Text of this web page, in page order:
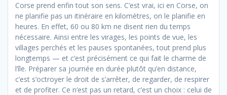
Corse prend enfin tout son sens. C’est vrai, ici en Corse, on
ne planifie pas un itinéraire en kilomètres, on le planifie en
heures. En effet, 60 ou 80 km ne disent rien du temps
nécessaire. Ainsi entre les virages, les points de vue, les
villages perchés et les pauses spontanées, tout prend plus
longtemps — et c’est précisément ce qui fait le charme de
l’île. Préparer sa journée en durée plutôt qu’en distance,
c’est s’octroyer le droit de s’arrêter, de regarder, de respirer
et de profiter. Ce n’est pas un retard, c’est un choix : celui de